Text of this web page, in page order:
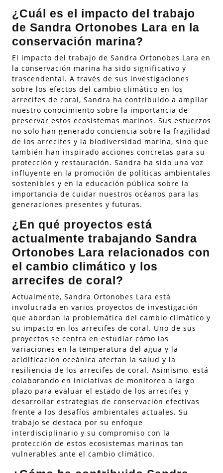
¿Cuál es el impacto del trabajo
de Sandra Ortonobes Lara en la
conservación marina?
El impacto del trabajo de Sandra Ortonobes Lara en
la conservación marina ha sido significativo y
trascendental. A través de sus investigaciones
sobre los efectos del cambio climático en los
arrecifes de coral, Sandra ha contribuido a ampliar
nuestro conocimiento sobre la importancia de
preservar estos ecosistemas marinos. Sus esfuerzos
no solo han generado conciencia sobre la fragilidad
de los arrecifes y la biodiversidad marina, sino que
también han inspirado acciones concretas para su
protección y restauración. Sandra ha sido una voz
influyente en la promoción de políticas ambientales
sostenibles y en la educación pública sobre la
importancia de cuidar nuestros océanos para las
generaciones presentes y futuras.
¿En qué proyectos está
actualmente trabajando Sandra
Ortonobes Lara relacionados con
el cambio climático y los
arrecifes de coral?
Actualmente, Sandra Ortonobes Lara está
involucrada en varios proyectos de investigación
que abordan la problemática del cambio climático y
su impacto en los arrecifes de coral. Uno de sus
proyectos se centra en estudiar cómo las
variaciones en la temperatura del agua y la
acidificación oceánica afectan la salud y la
resiliencia de los arrecifes de coral. Asimismo, está
colaborando en iniciativas de monitoreo a largo
plazo para evaluar el estado de los arrecifes y
desarrollar estrategias de conservación efectivas
frente a los desafíos ambientales actuales. Su
trabajo se destaca por su enfoque
interdisciplinario y su compromiso con la
protección de estos ecosistemas marinos tan
vulnerables ante el cambio climático.